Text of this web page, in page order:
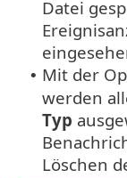
Datei
• Mit der
werden
Typ
Löschen